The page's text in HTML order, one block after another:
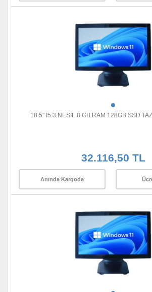
18.5" I5 3.NESİL 8 GB RAM 128GB SSD
32.116,50 TL
Anında Kargoda